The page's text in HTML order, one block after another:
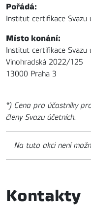
Pořádá:
Institut certifikace Svazu
Místo konání:
Institut certifikace Svazu
Vinohradská 2022/125
13000 Praha 3
*) Cena pro účastníky
členy Svazu účetních.
Na tuto akci není
Kontakty